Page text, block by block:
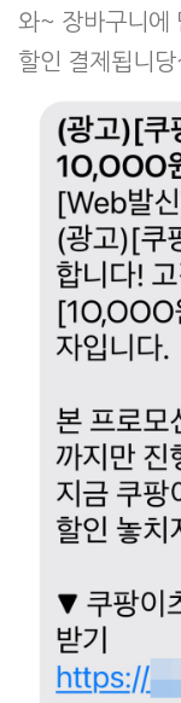
와~ 장바구니에
할인 결제됩니